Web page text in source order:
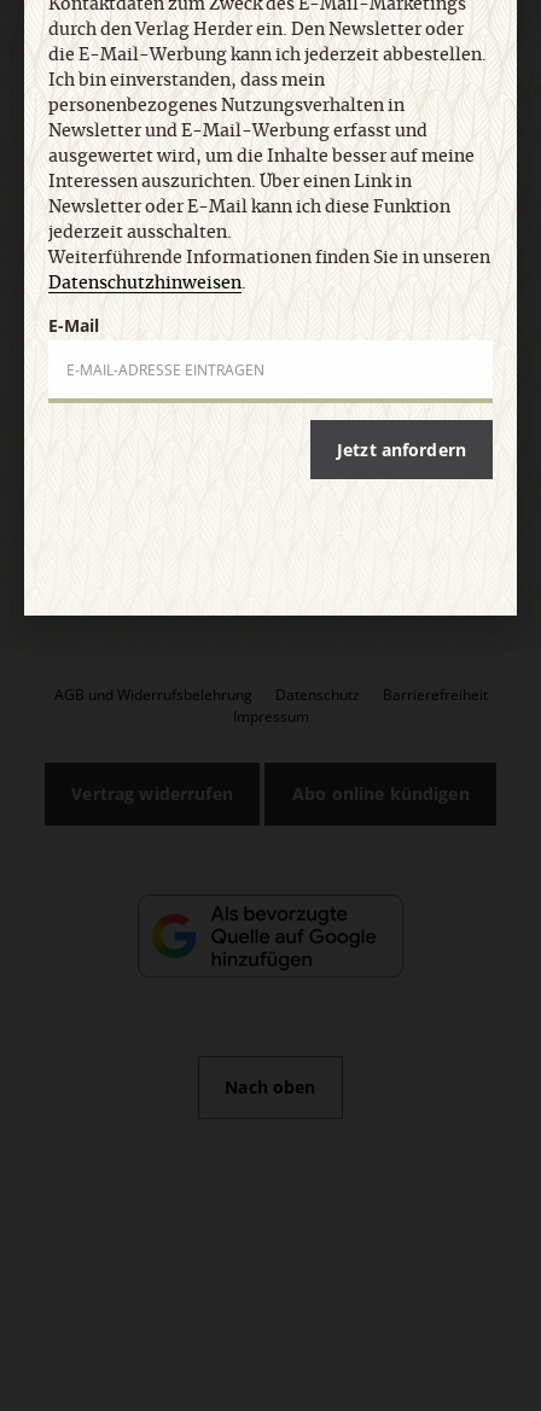
durch den Verlag Herder ein. Den Newsletter oder
die E-Mail-Werbung kann ich jederzeit abbestellen.
Ich bin einverstanden, dass mein
personenbezogenes Nutzungsverhalten in
Newsletter und E-Mail-Werbung erfasst und
ausgewertet wird, um die Inhalte besser auf meine
Interessen auszurichten. Über einen Link in
Newsletter oder E-Mail kann ich diese Funktion
jederzeit ausschalten. Weiterführende
Informationen finden Sie in unseren
Datenschutzhinweisen
E-Mail
AGB und Widerrufsbelehrung Datenschutz
Barrierefreiheit
Impressum
Vertrag widerrufen Abo online kündigen
Nach oben
Kontaktdaten zum Zweck des E-Mail-Marketings
durch den Verlag Herder ein. Den Newsletter oder
die E-Mail-Werbung kann ich jederzeit abbestellen.
Ich bin einverstanden, dass mein
personenbezogenes Nutzungsverhalten in
Newsletter und E-Mail-Werbung erfasst und
ausgewertet wird, um die Inhalte besser auf meine
Interessen auszurichten. Über einen Link in
Newsletter oder E-Mail kann ich diese Funktion
jederzeit ausschalten.
Weiterführende Informationen finden Sie in unseren
Datenschutzhinweisen.
E-Mail
Jetzt anfordern